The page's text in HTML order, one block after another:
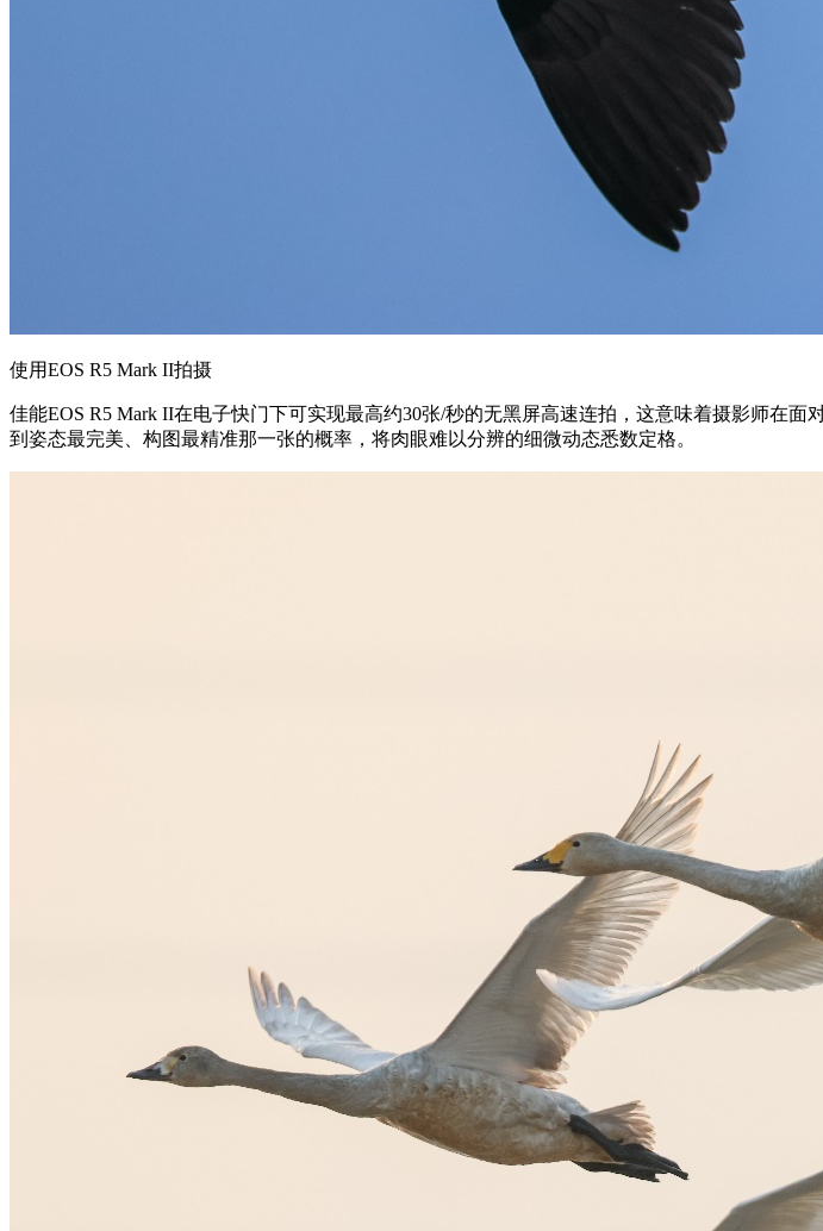
使用EOS R5 Mark II拍摄
佳能EOS R5 Mark II在电子快门下可实现最高约30张/秒的无黑屏高速连拍，这意味着摄影师在
到姿态最完美、构图最精准那一张的概率，将肉眼难以分辨的细微动态悉数定格。